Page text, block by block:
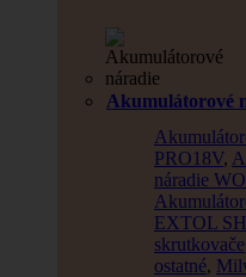
Akumulátorové
PRO18V,
náradie
EXTOL
skrutkovače
ostatné,